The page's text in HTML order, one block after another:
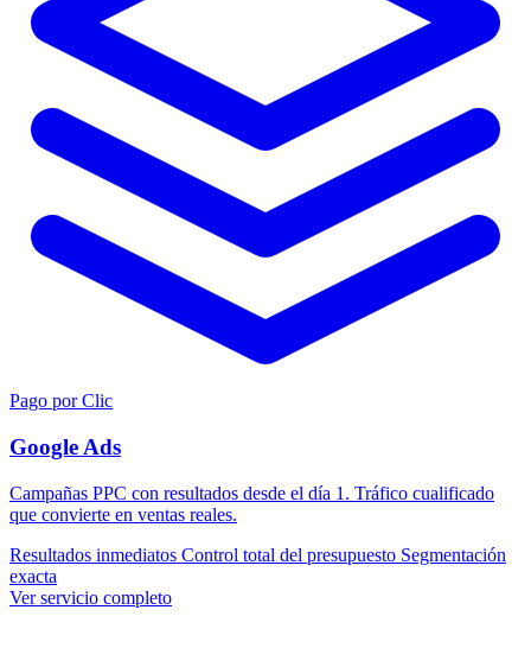
Pago por Clic
Google Ads
Campañas PPC con resultados desde el día 1. Tráfico cualificado
que convierte en ventas reales.
Resultados inmediatos Control total del presupuesto Segmentación
exacta
Ver servicio completo